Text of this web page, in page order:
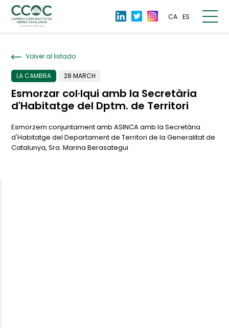
CA ES
Volver al listado
LA CAMBRA 28 MARCH
Esmorzar col·lqui amb la Secretària
d'Habitatge del Dptm. de Territori
Esmorzem conjuntament amb ASINCA amb la Secretària
d'Habitatge del Departament de Territori de la Generalitat de
Catalunya, Sra. Marina Berasategui